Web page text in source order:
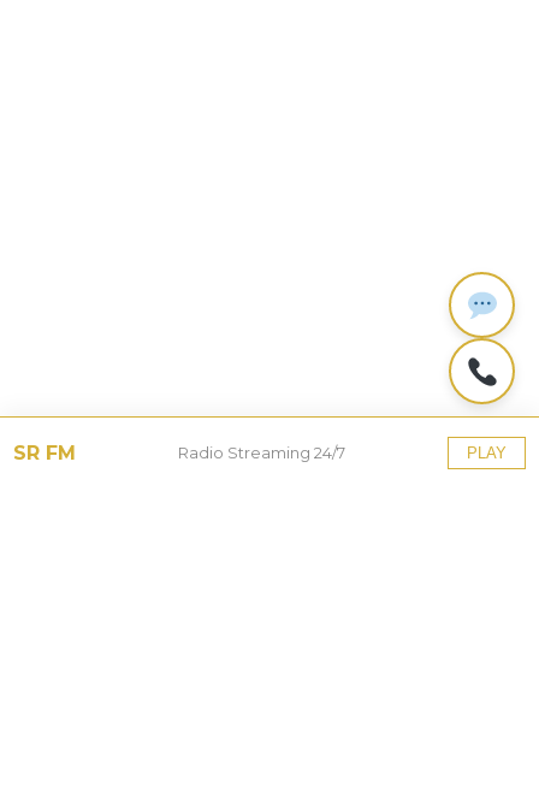
SR FM Radio Streaming 24/7 PLAY